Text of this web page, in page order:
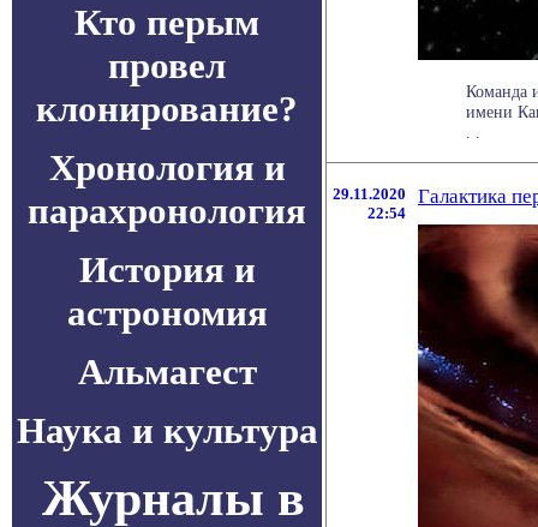
Кто перым
провел
клонирование?
Хронология и
парахронология
История и
астрономия
Альмагест
Наука и культура
Журналы в
Команда
имени
29.11.2020
22:54
Галактика